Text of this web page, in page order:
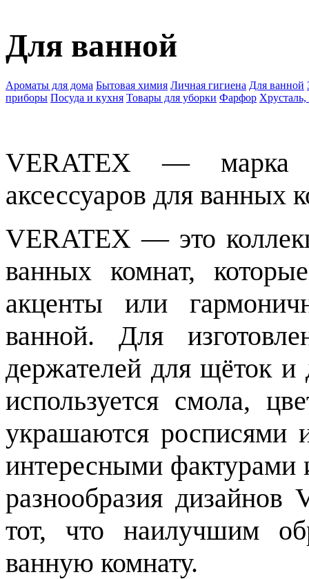
Для ванной
Ароматы для дома Бытовая химия Личная гигиена Для ванной
приборы Посуда и кухня Товары для уборки Фарфор Хрусталь,
VERATEX — марка
аксессуаров для ванных
VERATEX — это
ванных комнат,
акценты или
ванной. Для
держателей для щёток и
используется смола,
украшаются росписями
интересными фактурами
разнообразия
тот, что наилучшим
ванную комнату.